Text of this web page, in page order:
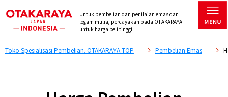
Untuk pembelian dan penilaian emas dan
logam mulia, percayakan pada OTAKARAYA
untuk harga beli tinggi!
Toko Spesialisasi Pembelian. OTAKARAYA TOP Pembelian Emas